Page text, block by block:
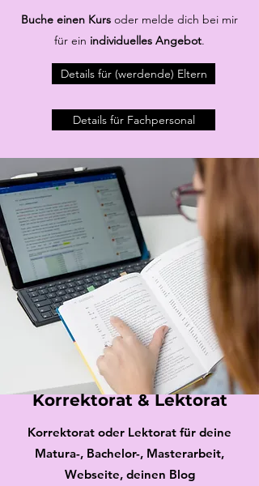
Buche einen Kurs oder melde dich bei mir
für ein individuelles Angebot.
Details für (werdende) Eltern
Details für Fachpersonal
Korrektorat & Lektorat
Korrektorat oder Lektorat für deine
Matura-, Bachelor-, Masterarbeit,
Webseite, deinen Blog